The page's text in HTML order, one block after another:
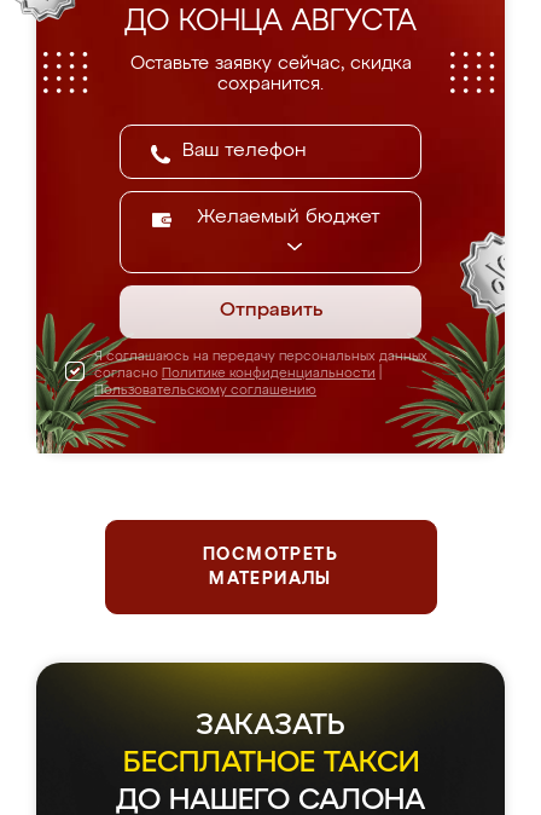
ДО КОНЦА АВГУСТА
Оставьте заявку сейчас, скидка
сохранится.
Желаемый бюджет
Отправить
Я соглашаюсь на передачу персональных данных
согласно Политике конфиденциальности
Пользовательскому соглашению
ПОСМОТРЕТЬ
МАТЕРИАЛЫ
Держим планку
серьезнее, чем чемпионы
по фигурному катанию